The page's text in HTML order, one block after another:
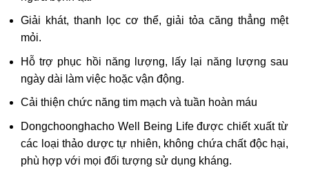
Giải khát, thanh lọc cơ thể, giải tỏa căng thẳng mệt
mỏi.
Hỗ trợ phục hồi năng lượng, lấy lại năng lượng sau
ngày dài làm việc hoặc vận động.
Cải thiện chức năng tim mạch và tuần hoàn máu
Dongchoonghacho Well Being Life được chiết xuất từ
các loại thảo dược tự nhiên, không chứa chất độc hại,
phù hợp với mọi đối tượng sử dụng kháng.